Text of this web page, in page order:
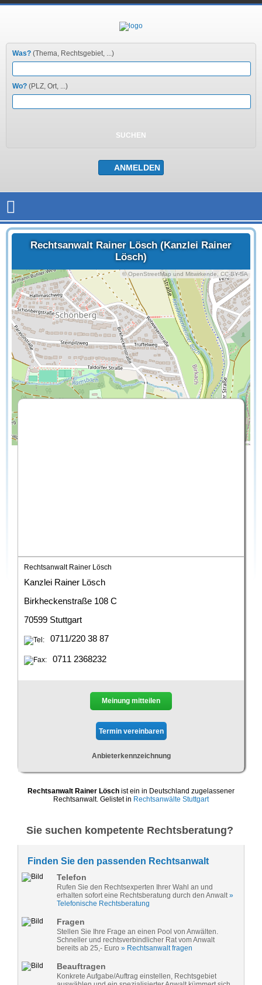
Was? (Thema, Rechtsgebiet, ...)
Wo? (PLZ, Ort, ...)
Rechtsanwalt Rainer Lösch (Kanzlei Rainer
Lösch)
© OpenStreetMap und Mitwirkende, CC-BY-SA
Rechtsanwalt Rainer Lösch
Kanzlei Rainer Lösch
Birkheckenstraße 108 C
70599 Stuttgart
0711/220 38 87
0711 2368232
Meinung mitteilen
Anbieterkennzeichnung
Rechtsanwalt Rainer Lösch ist ein in Deutschland zugelassener
Rechtsanwalt. Gelistet in Rechtsanwälte Stuttgart
Sie suchen kompetente Rechtsberatung?
Finden Sie den passenden Rechtsanwalt
Telefon
Rufen Sie den Rechtsexperten Ihrer Wahl an und
erhalten sofort eine Rechtsberatung durch den Anwalt»
Telefonische Rechtsberatung
Fragen
Stellen Sie Ihre Frage an einen Pool von Anwälten.
Schneller und rechtsverbindlicher Rat vom Anwalt
bereits ab 25,- Euro » Rechtsanwalt fragen
Beauftragen
Konkrete Aufgabe/Auftrag einstellen, Rechtsgebiet